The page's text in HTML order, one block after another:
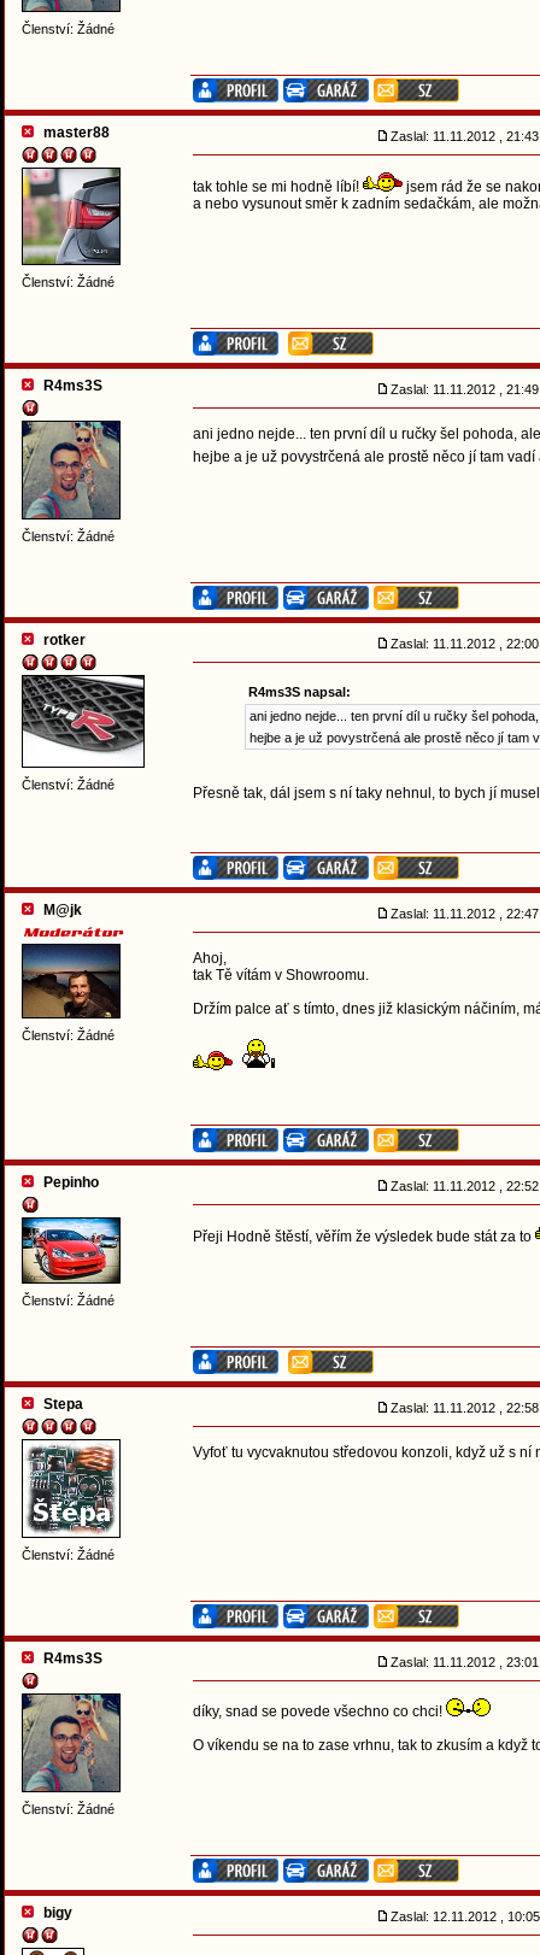
Členství: Žádné
master88
Členství: Žádné
Zaslal: 11.11.2012 ,
tak tohle se mi hodně líbí!
jsem rád že se
a nebo vysunout směr k zadním sedačkám, ale
R4ms3S
Členství: Žádné
Zaslal: 11.11.2012 ,
ani jedno nejde... ten první díl u ručky šel pohoda,
hejbe a je už povystrčená ale prostě něco jí tam
rotker
Členství: Žádné
Zaslal: 11.11.2012 ,
R4ms3S napsal:
ani jedno nejde... ten první díl u ručky šel
hejbe a je už povystrčená ale prostě něco jí
Přesně tak, dál jsem s ní taky nehnul, to bych jí
M@jk
Členství: Žádné
Zaslal: 11.11.2012 ,
Ahoj,
tak Tě vítám v Showroomu.
Držím palce ať s tímto, dnes již klasickým náčiním,
Pepinho
Členství: Žádné
Zaslal: 11.11.2012 ,
Přeji Hodně štěstí, věřím že výsledek bude stát za to
Stepa
Členství: Žádné
Zaslal: 11.11.2012 ,
Vyfoť tu vycvaknutou středovou konzoli, když už s ní
R4ms3S
Členství: Žádné
Zaslal: 11.11.2012 ,
díky, snad se povede všechno co chci!
O víkendu se na to zase vrhnu, tak to zkusím a
bigy Zaslal: 12.11.2012 ,